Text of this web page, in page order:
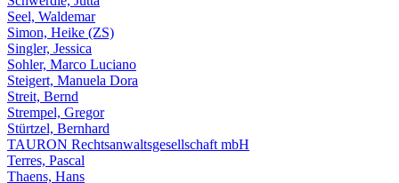
Seel, Waldemar
Simon, Heike (ZS)
Singler, Jessica
Sohler, Marco Luciano
Steigert, Manuela Dora
Streit, Bernd
Strempel, Gregor
Stürtzel, Bernhard
TAURON Rechtsanwaltsgesellschaft mbH
Terres, Pascal
Thaens, Hans